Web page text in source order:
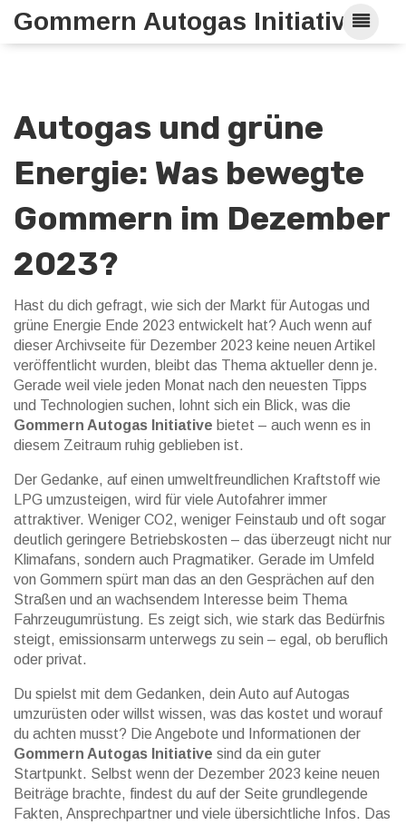
Gommern Autogas Initiative
Autogas und grüne
Energie: Was bewegte
Gommern im Dezember
2023?
Hast du dich gefragt, wie sich der Markt für Autogas und
grüne Energie Ende 2023 entwickelt hat? Auch wenn auf
dieser Archivseite für Dezember 2023 keine neuen Artikel
veröffentlicht wurden, bleibt das Thema aktueller denn je.
Gerade weil viele jeden Monat nach den neuesten Tipps
und Technologien suchen, lohnt sich ein Blick, was die
Gommern Autogas Initiative bietet – auch wenn es in
diesem Zeitraum ruhig geblieben ist.
Der Gedanke, auf einen umweltfreundlichen Kraftstoff wie
LPG umzusteigen, wird für viele Autofahrer immer
attraktiver. Weniger CO2, weniger Feinstaub und oft sogar
deutlich geringere Betriebskosten – das überzeugt nicht nur
Klimafans, sondern auch Pragmatiker. Gerade im Umfeld
von Gommern spürt man das an den Gesprächen auf den
Straßen und an wachsendem Interesse beim Thema
Fahrzeugumrüstung. Es zeigt sich, wie stark das Bedürfnis
steigt, emissionsarm unterwegs zu sein – egal, ob beruflich
oder privat.
Du spielst mit dem Gedanken, dein Auto auf Autogas
umzurüsten oder willst wissen, was das kostet und worauf
du achten musst? Die Angebote und Informationen der
Gommern Autogas Initiative sind da ein guter
Startpunkt. Selbst wenn der Dezember 2023 keine neuen
Beiträge brachte, findest du auf der Seite grundlegende
Fakten, Ansprechpartner und viele übersichtliche Infos. Das